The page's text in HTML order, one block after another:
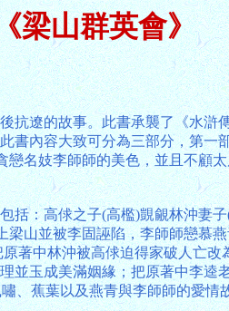
梁山群英會》
遼的故事。此書承襲了《水
內容大致可分為三部分，第
名妓李師師的美色，並且不顧
：高俅之子(高檻)覬覦林沖妻
山並被李固誣陷，李師師戀慕
著中林沖被高俅迫得家破人亡
玉成美滿姻緣；把原著中李
、蕉葉以及燕青與李師師的愛情